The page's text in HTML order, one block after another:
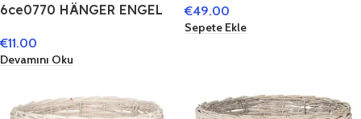
6ce0770 HÄNGER ENGEL
€11.00
Devamını Oku
47*32 cm
€49.00
Sepete Ekle